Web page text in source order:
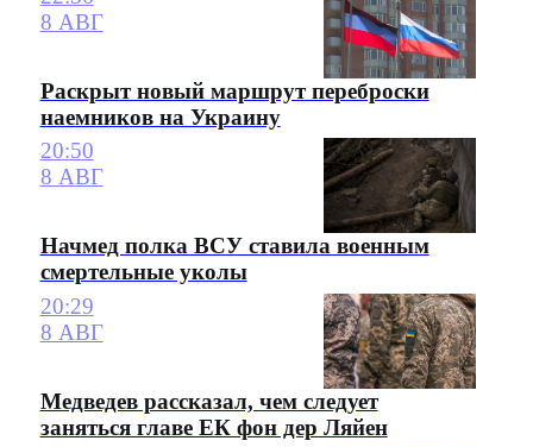
8 АВГ
Раскрыт новый маршрут переброски
наемников на Украину
20:50
8 АВГ
Начмед полка ВСУ ставила военным
смертельные уколы
20:29
8 АВГ
Медведев рассказал, чем следует
заняться главе ЕК фон дер Ляйен